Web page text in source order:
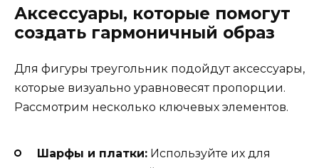
Аксессуары, которые помогут
создать гармоничный образ
Для фигуры треугольник подойдут аксессуары,
которые визуально уравновесят пропорции.
Рассмотрим несколько ключевых элементов.
Шарфы и платки: Используйте их для